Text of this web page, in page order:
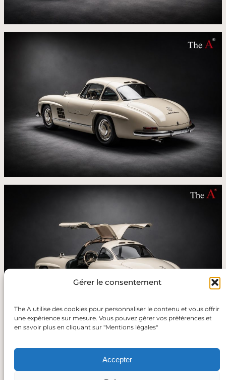
Gérer le consentement
The A utilise des cookies pour personnaliser le contenu et vous offrir
une expérience sur mesure. Vous pouvez gérer vos préférences et
en savoir plus en cliquant sur "Mentions légales"
Accepter